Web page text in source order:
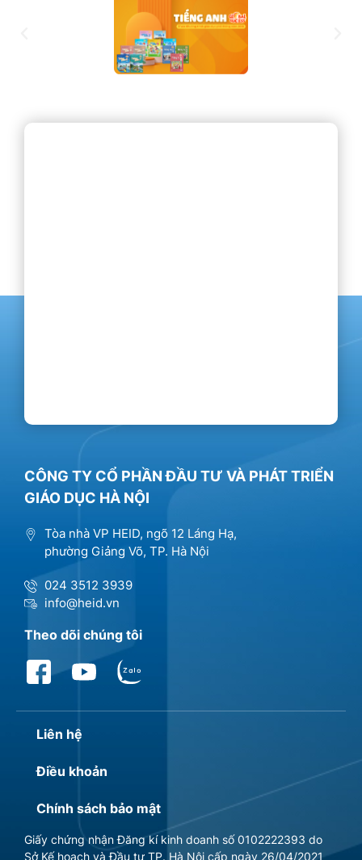
CÔNG TY CỔ PHẦN ĐẦU TƯ VÀ PHÁT TRIỂN
GIÁO DỤC HÀ NỘI
Tòa nhà VP HEID, ngõ 12 Láng Hạ,
phường Giảng Võ, TP. Hà Nội
024 3512 3939
info@heid.vn
Theo dõi chúng tôi
Liên hệ
Điều khoản
Chính sách bảo mật
Giấy chứng nhận Đăng kí kinh doanh số 0102222393 do
Sở Kế hoạch và Đầu tư TP. Hà Nội cấp ngày 26/04/2021